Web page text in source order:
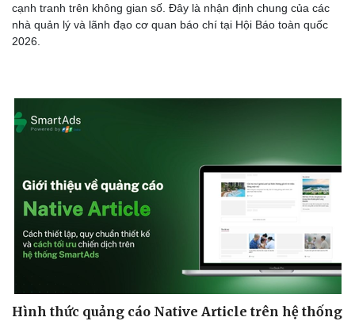
cạnh tranh trên không gian số. Đây là nhận định chung của các
nhà quản lý và lãnh đạo cơ quan báo chí tại Hội Báo toàn quốc
2026.
Hình thức quảng cáo Native Article trên hệ thống